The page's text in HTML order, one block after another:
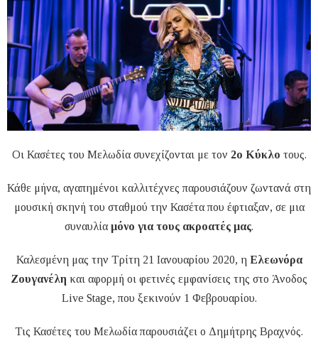
Οι Κασέτες του Μελωδία συνεχίζονται με τον 2ο Κύκλο τους.
Κάθε μήνα, αγαπημένοι καλλιτέχνες παρουσιάζουν ζωντανά στη
μουσική σκηνή του σταθμού την Κασέτα που έφτιαξαν, σε μια
συναυλία μόνο για τους ακροατές μας.
Καλεσμένη μας την Τρίτη 21 Ιανουαρίου 2020, η Ελεωνόρα
Ζουγανέλη και αφορμή οι φετινές εμφανίσεις της στο Άνοδος
Live Stage, που ξεκινούν 1 Φεβρουαρίου.
Τις Κασέτες του Μελωδία παρουσιάζει ο Δημήτρης Βραχνός.